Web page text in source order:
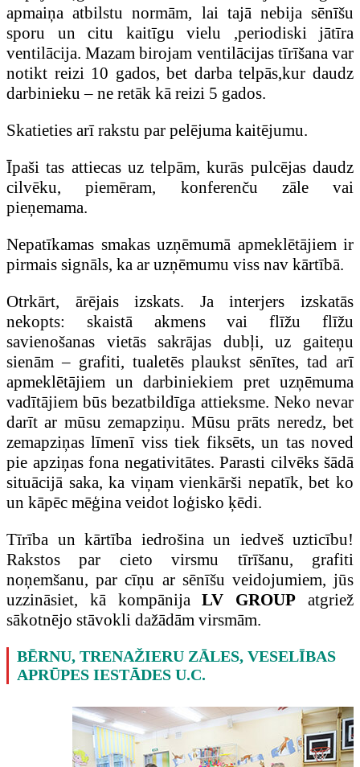
apmaiņa atbilstu normām, lai tajā nebija sēnīšu
sporu un citu kaitīgu vielu ,periodiski jātīra
ventilācija. Mazam birojam ventilācijas tīrīšana var
notikt reizi 10 gados, bet darba telpās,kur daudz
darbinieku – ne retāk kā reizi 5 gados.
Skatieties arī rakstu par pelējuma kaitējumu.
Īpaši tas attiecas uz telpām, kurās pulcējas daudz
cilvēku, piemēram, konferenču zāle vai
pieņemama.
Nepatīkamas smakas uzņēmumā apmeklētājiem ir
pirmais signāls, ka ar uzņēmumu viss nav kārtībā.
Otrkārt, ārējais izskats. Ja interjers izskatās
nekopts: skaistā akmens vai flīžu flīžu
savienošanas vietās sakrājas dubļi, uz gaiteņu
sienām – grafiti, tualetēs plaukst sēnītes, tad arī
apmeklētājiem un darbiniekiem pret uzņēmuma
vadītājiem būs bezatbildīga attieksme. Neko nevar
darīt ar mūsu zemapziņu. Mūsu prāts neredz, bet
zemapziņas līmenī viss tiek fiksēts, un tas noved
pie apziņas fona negativitātes. Parasti cilvēks šādā
situācijā saka, ka viņam vienkārši nepatīk, bet ko
un kāpēc mēģina veidot loģisko ķēdi.
Tīrība un kārtība iedrošina un iedveš uzticību!
Rakstos par cieto virsmu tīrīšanu, grafiti
noņemšanu, par cīņu ar sēnīšu veidojumiem, jūs
uzzināsiet, kā kompānijaLV GROUP atgriež
sākotnējo stāvokli dažādām virsmām.
BĒRNU, TRENAŽIERU ZĀLES, VESELĪBAS
APRŪPES IESTĀDES U.C.